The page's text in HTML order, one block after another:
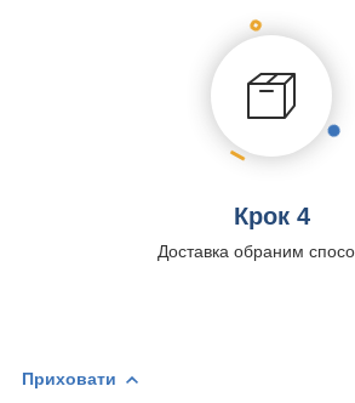
Крок 4
Доставка обраним
Приховати